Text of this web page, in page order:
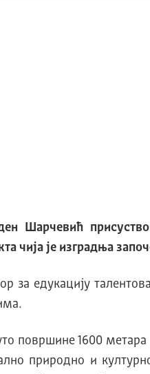
Шарчевић
чија је изградња
едукацију
површине 1600
природно и